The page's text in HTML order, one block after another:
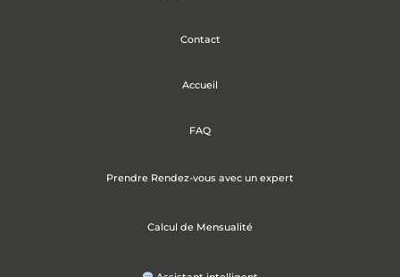
Contact
Accueil
FAQ
Prendre Rendez-vous avec un expert
Calcul de Mensualité